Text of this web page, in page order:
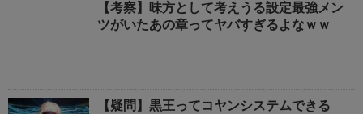
【考察】味方として考えうる設定最強メン
ツがいたあの章ってヤバすぎるよなｗｗ
【疑問】黒王ってコヤンシステムできる